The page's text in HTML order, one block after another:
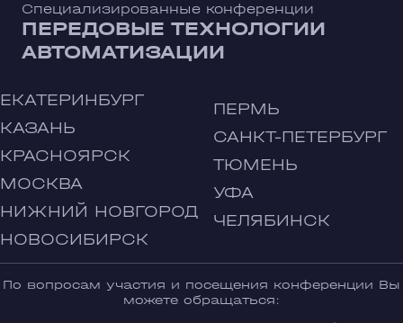
Специализированные конференции
ПЕРЕДОВЫЕ ТЕХНОЛОГИИ
АВТОМАТИЗАЦИИ
ЕКАТЕРИНБУРГ
КАЗАНЬ
КРАСНОЯРСК
МОСКВА
НИЖНИЙ НОВГОРОД
НОВОСИБИРСК
ПЕРМЬ
САНКТ-ПЕТЕРБУРГ
ТЮМЕНЬ
УФА
ЧЕЛЯБИНСК
По вопросам участия и посещения конференции Вы
можете обращаться: